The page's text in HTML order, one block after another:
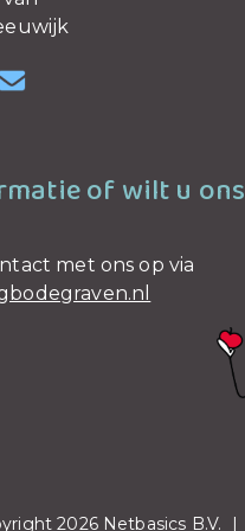
of wilt u ons
met ons op via
2026 Netbasics B.V. |